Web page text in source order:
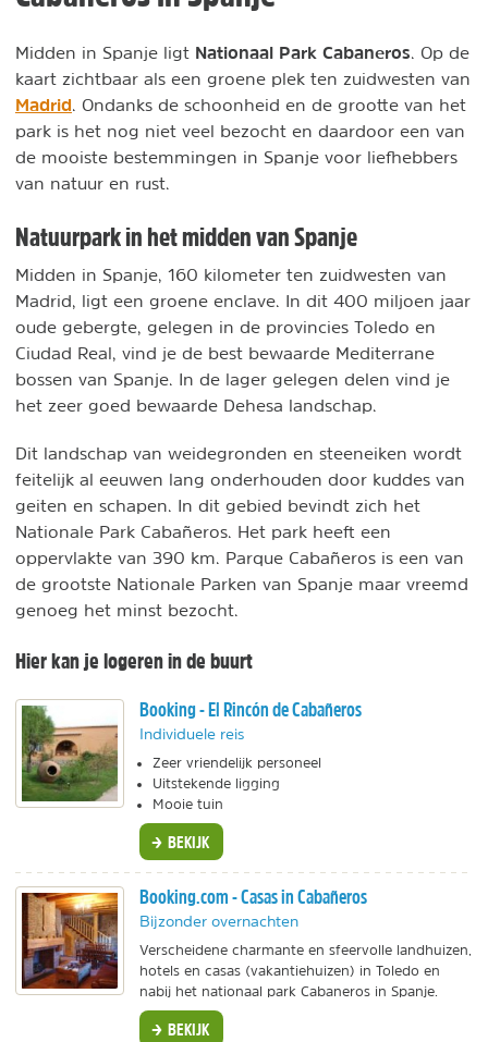
Midden in Spanje ligt Nationaal Park Cabaneros . Op de
kaart zichtbaar als een groene plek ten zuidwesten van
Madrid . Ondanks de schoonheid en de grootte van het
park is het nog niet veel bezocht en daardoor een van
de mooiste bestemmingen in Spanje voor liefhebbers
van natuur en rust.
Natuurpark in het midden van Spanje
Midden in Spanje, 160 kilometer ten zuidwesten van
Madrid, ligt een groene enclave. In dit 400 miljoen jaar
oude gebergte, gelegen in de provincies Toledo en
Ciudad Real, vind je de best bewaarde Mediterrane
bossen van Spanje. In de lager gelegen delen vind je
het zeer goed bewaarde Dehesa landschap.
Dit landschap van weidegronden en steeneiken wordt
feitelijk al eeuwen lang onderhouden door kuddes van
geiten en schapen. In dit gebied bevindt zich het
Nationale Park Cabañeros. Het park heeft een
oppervlakte van 390 km. Parque Cabañeros is een van
de grootste Nationale Parken van Spanje maar vreemd
genoeg het minst bezocht.
Hier kan je logeren in de buurt
Booking - El Rincón de Cabañeros
Individuele reis
Zeer vriendelijk personeel
Uitstekende ligging
Mooie tuin
BEKIJK
Booking.com - Casas in Cabañeros
Bijzonder overnachten
Verscheidene charmante en sfeervolle landhuizen,
hotels en casas (vakantiehuizen) in Toledo en
nabij het nationaal park Cabaneros in Spanje.
BEKIJK